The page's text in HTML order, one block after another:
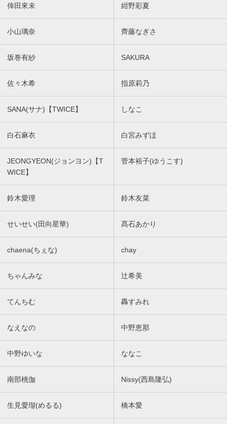
倖田來未 紺野彩夏
小山璃奈 齊藤なぎさ
坂巻有紗 SAKURA
佐々木希 指原莉乃
SANA(サナ)【TWICE】 しなこ
白石麻衣 白宮みずほ
JEONGYEON(ジョンヨン)【T
WICE】
菅本裕子(ゆうこす)
鈴木愛理 鈴木友菜
せいせい(田向星華) 髙石あかり
chaena(ちぇな) chay
ちゃんみな 辻希美
てんちむ 轟すみれ
なえなの 中野恵那
中野ゆいな ななこ
南部桃伽 Nissy(西島隆弘)
生見愛瑠(めるる) 橋本愛